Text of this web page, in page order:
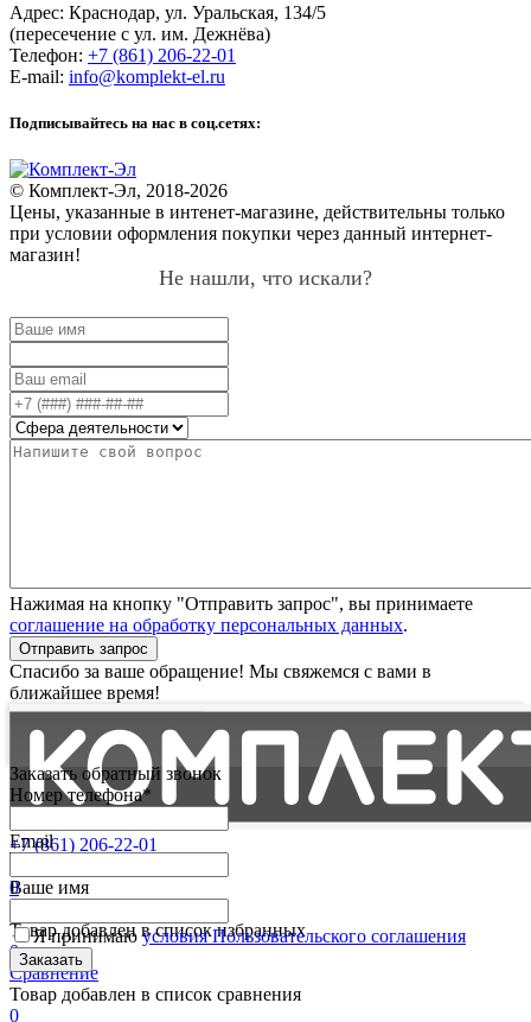
Адрес: Краснодар, ул. Уральская, 134/5
(пересечение с ул. им. Дежнёва)
Телефон: +7 (861) 206-22-01
E-mail: info@komplekt-el.ru
Подписывайтесь на нас в соц.сетях:
© Комплект-Эл, 2018-2026
Цены, указанные в интенет-магазине, действительны только
при условии оформления покупки через данный интернет-
магазин!
Не нашли, что искали?
Нажимая на кнопку "Отправить запрос", вы принимаете
соглашение на обработку персональных данных.
Отправить запрос
Спасибо за ваше обращение! Мы свяжемся с вами в
ближайшее время!
+7 (861) 206-22-01
0
Товар добавлен в список избранных
0
Сравнение
Товар добавлен в список сравнения
0
Заказать обратный звонок
Номер телефона*
Email
Ваше имя
Я принимаюусловия Пользовательского соглашения